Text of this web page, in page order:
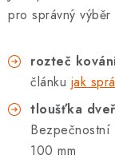
pro správný
rozteč
článku jak
tloušťka
100 mm